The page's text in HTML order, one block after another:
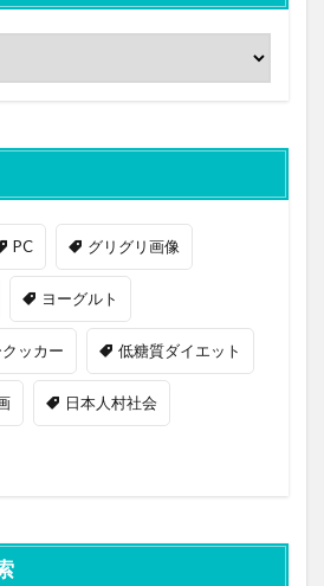
PC グリグリ画像
ヨーグルト
ッカー 低糖質ダイエット
日本人村社会